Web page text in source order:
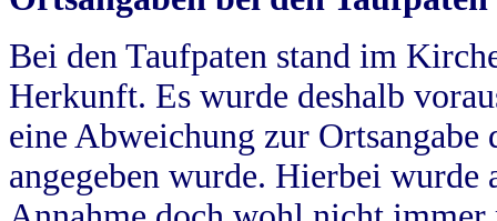
Bei den Taufpaten stand im
Herkunft. Es wurde deshalb
eine Abweichung zur
angegeben wurde. Hierbei wurde